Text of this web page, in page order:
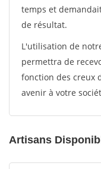
temps et
de résultat.
L'utilisation de
permettra de
fonction des creux
avenir à votre
Artisans